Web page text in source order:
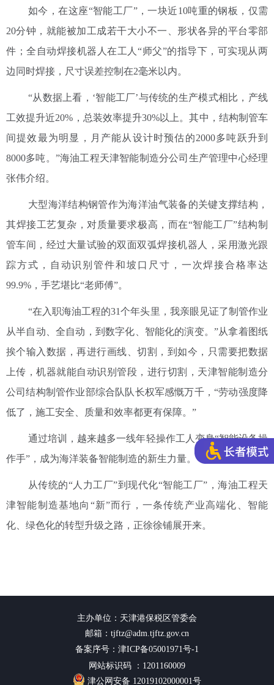
如今，在这座“智能工厂”，一块近10吨重的钢板，仅需
20分钟，就能被加工成若干大小不一、形状各异的平台零部
件；全自动焊接机器人在工人“师父”的指导下，可实现从两
边同时焊接，尺寸误差控制在2毫米以内。
“从数据上看，‘智能工厂’与传统的生产模式相比，产线
工效提升近20%，总装效率提升30%以上。其中，结构制管车
间提效最为明显，月产能从设计时预估的2000多吨跃升到
8000多吨。”海油工程天津智能制造分公司生产管理中心经理
张伟介绍。
大型海洋结构钢管作为海洋油气装备的关键支撑结构，
其焊接工艺复杂，对质量要求极高，而在“智能工厂”结构制
管车间，经过大量试验的双面双弧焊接机器人，采用激光跟
踪方式，自动识别管件和坡口尺寸，一次焊接合格率达
99.9%，手艺堪比“老师傅”。
“在入职海油工程的31个年头里，我亲眼见证了制管作业
从半自动、全自动，到数字化、智能化的演变。”从拿着图纸
挨个输入数据，再进行画线、切割，到如今，只需要把数据
上传，机器就能自动识别管段，进行切割，天津智能制造分
公司结构制管作业部综合队队长权军感慨万千，“劳动强度降
低了，施工安全、质量和效率都更有保障。”
通过培训，越来越多一线年轻操作工人变身“智能设备操
作手”，成为海洋装备智能制造的新生力量。
从传统的“人力工厂”到现代化“智能工厂”，海油工程天
津智能制造基地向“新”而行，一条传统产业高端化、智能
化、绿色化的转型升级之路，正徐徐铺展开来。
主办单位：天津港保税区管委会
邮箱：tjftz@adm.tjftz.gov.cn
备案序号：津ICP备05001971号-1
网站标识码 ：1201160009
津公网安备 12019102000001号